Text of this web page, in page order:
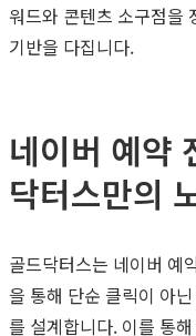
워드와 콘텐츠 소구점을
기반을 다집니다.
네이버 예약
닥터스만의
골드닥터스는 네이버 예
을 통해 단순 클릭이 아
를 설계합니다. 이를 통